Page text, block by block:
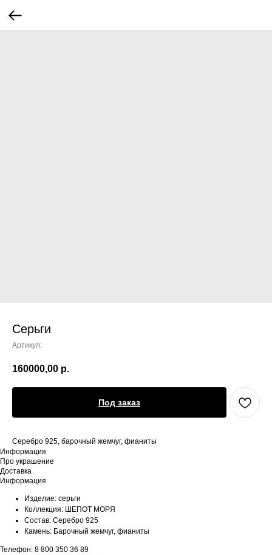
Серьги
Артикул:
160000,00 р.
Под заказ
Серебро 925, барочный жемчуг, фианиты
Информация
Про украшение
Доставка
Информация
Изделие: серьги
Коллекция: ШЕПОТ МОРЯ
Состав: Серебро 925
Камень: Барочный жемчуг, фианиты
Телефон: 8 800 350 36 89